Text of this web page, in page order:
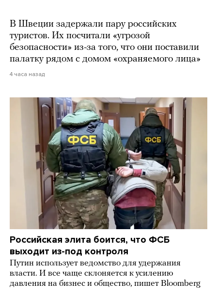
В Швеции задержали пару российских
туристов. Их посчитали «угрозой
безопасности» из-за того, что они поставили
палатку рядом с домом «охраняемого лица»
4 часа назад
Российская элита боится, что ФСБ
выходит из-под контроля
Путин использует ведомство для удержания
власти. И все чаще склоняется к усилению
давления на бизнес и общество, пишет Bloomberg